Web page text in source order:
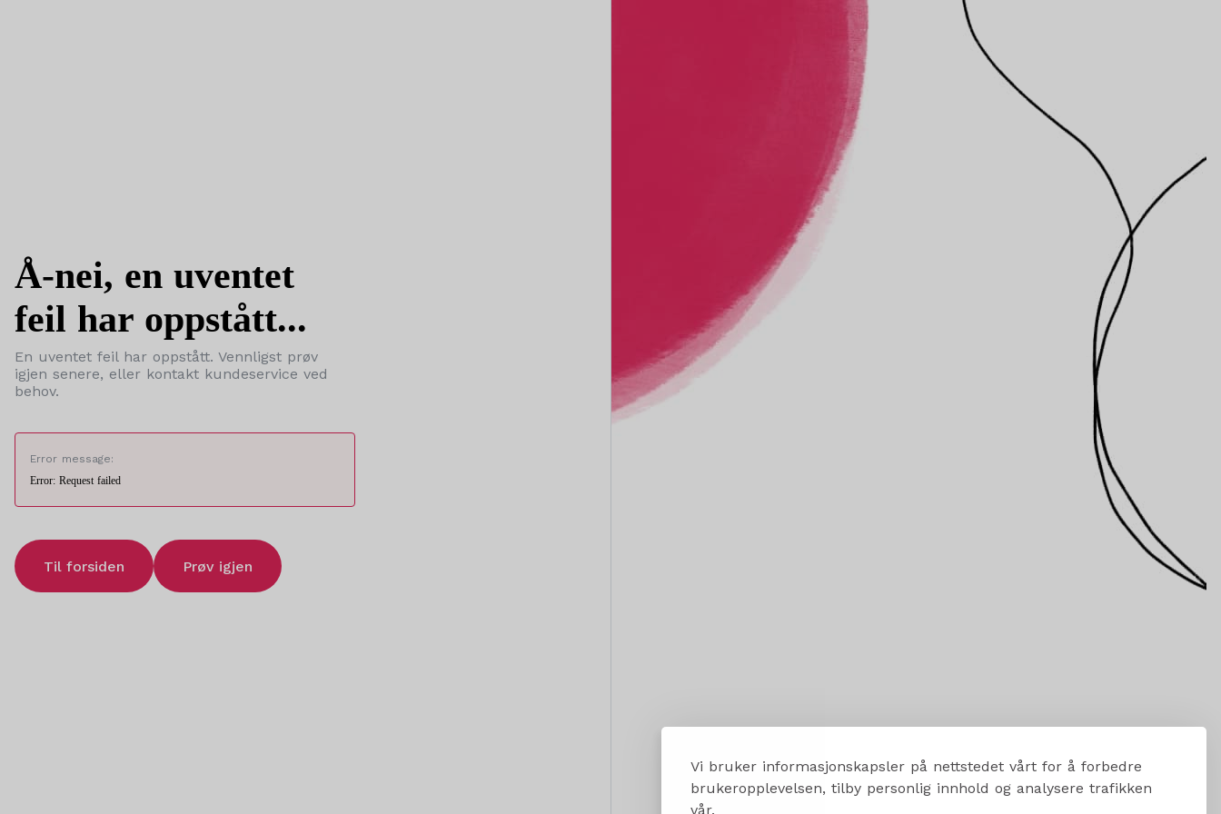
Vi bruker informasjonskapsler på nettstedet vårt for å forbedre
brukeropplevelsen, tilby personlig innhold og analysere trafikken
vår.
Å-nei, en uventet
feil har oppstått...
En uventet feil har oppstått. Vennligst prøv
igjen senere, eller kontakt kundeservice ved
behov.
Error message:
Error: Request failed
Til forsiden Prøv igjen